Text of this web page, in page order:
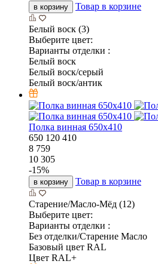
в корзину Товар в корзине
Белый воск (3)
Выберите цвет:
Варианты отделки :
Белый воск
Белый воск/серый
Белый воск/антик
Полка винная 650х410
650 120 410
8 759
10 305
-15%
в корзину Товар в корзине
Старение/Масло-Мёд (12)
Выберите цвет:
Варианты отделки :
Без отделки/Старение Масло
Базовый цвет RAL
Цвет RAL+